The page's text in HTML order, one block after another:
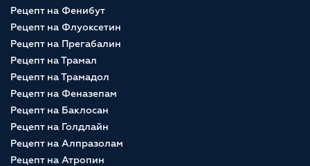
Рецепт на Фенибут
Рецепт на Флуоксетин
Рецепт на Прегабалин
Рецепт на Трамал
Рецепт на Трамадол
Рецепт на Феназепам
Рецепт на Баклосан
Рецепт на Голдлайн
Рецепт на Алпразолам
Рецепт на Атропин